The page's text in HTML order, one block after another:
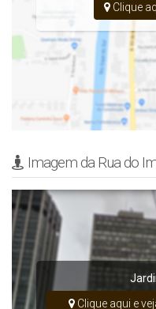
Clique
Imagem da Rua do
Clique aqui e